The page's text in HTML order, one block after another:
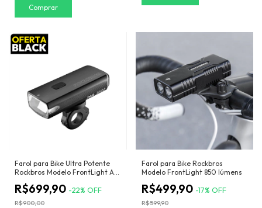
Comprar
Farol para Bike Ultra Potente
Rockbros Modelo FrontLight A
3000 Lúmens
R$699,90 -22% OFF
R$900,00
Farol para Bike Rockbros
Modelo FrontLight 850 lúmens
R$499,90 -17% OFF
R$599,90